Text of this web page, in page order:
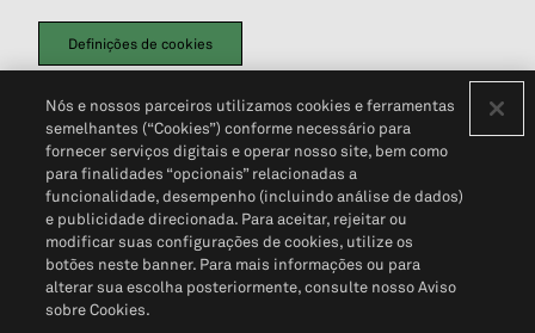
Definições de cookies
Política de PrivacidadePortal de privacidade do cliente (em inglês)
Não Venda Minhas Informações Pessoais© 2026 S&P Global
Nós e nossos parceiros utilizamos cookies e ferramentas
semelhantes (“Cookies”) conforme necessário para
fornecer serviços digitais e operar nosso site, bem como
para finalidades “opcionais” relacionadas a
funcionalidade, desempenho (incluindo análise de dados)
e publicidade direcionada. Para aceitar, rejeitar ou
modificar suas configurações de cookies, utilize os
botões neste banner. Para mais informações ou para
alterar sua escolha posteriormente, consulte nosso Aviso
sobre Cookies.